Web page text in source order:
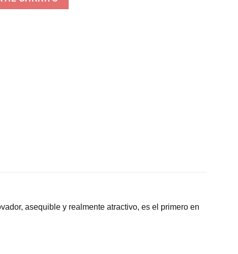
asequible y realmente atractivo, es el primero en